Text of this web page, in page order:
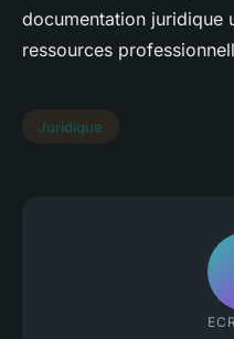
documentation juridique
ressources
Juridique